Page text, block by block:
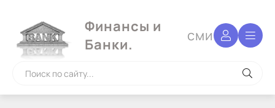
Финансы и
Банки.
сми